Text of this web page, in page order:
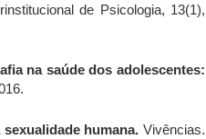
de Psicologia, 13(1),
na saúde dos adolescentes:
humana. Vivências.